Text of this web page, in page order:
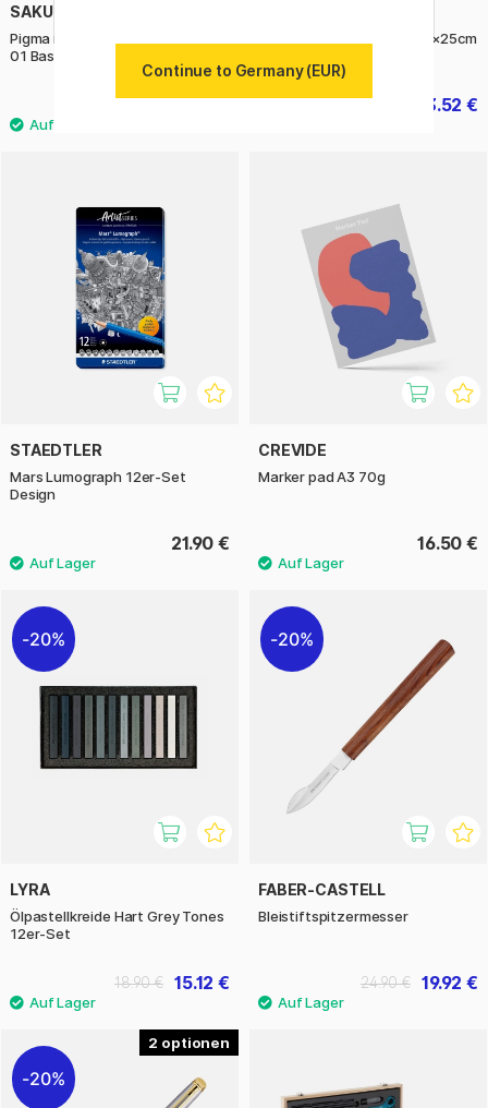
SAKURA
Pigma Micron Fineliner 6er-Set
01 Basic Colours
17.50 €
Aquarellblock CP 300g 10×25cm
33.52 €
STAEDTLER
Mars Lumograph 12er-Set
Design
21.90 €
CREVIDE
Marker pad A3 70g
16.50 €
20%
LYRA
Ölpastellkreide Hart Grey Tones
12er-Set
15.12 €
18.90 €
20%
FABER-CASTELL
Bleistiftspitzermesser
19.92 €
24.90 €
2
20%
Continue to Germany (EUR)